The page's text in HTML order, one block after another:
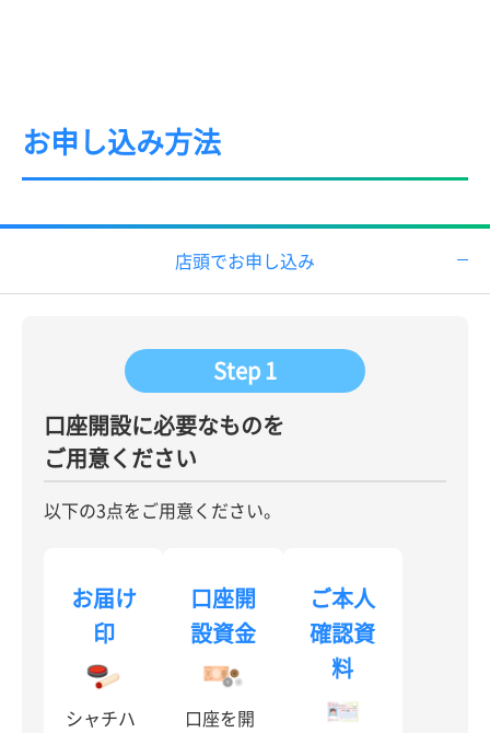
お申し込み方法
店頭でお申し込み
Step 1
口座開設に必要なものを
ご用意ください
以下の3点をご用意ください。
お届け
印
シャチハ
口座開
設資金
口座を開
ご本人
確認資
料